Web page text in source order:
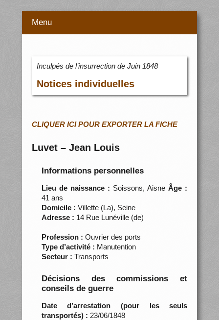
Menu
Inculpés de l’insurrection de Juin 1848
Notices individuelles
CLIQUER ICI POUR EXPORTER LA FICHE
Luvet – Jean Louis
Informations personnelles
Lieu de naissance : Soissons, Aisne Âge :
41 ans
Domicile : Villette (La), Seine
Adresse : 14 Rue Lunéville (de)
Profession : Ouvrier des ports
Type d’activité : Manutention
Secteur : Transports
Décisions des commissions et
conseils de guerre
Date d’arrestation (pour les seuls
transportés) : 23/06/1848